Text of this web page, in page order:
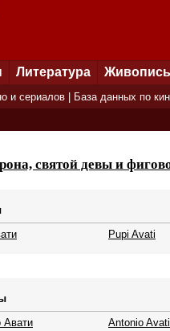
Литература Живопись
и сериалов База данных по
святой девы и
Pupi Avati
Авати
Antonio Avati